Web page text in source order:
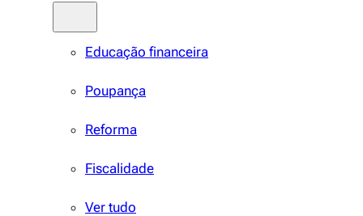
Educação financeira
Poupança
Reforma
Fiscalidade
Ver tudo